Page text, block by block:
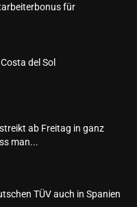
für
del Sol
ab Freitag in ganz
man...
TÜV auch in Spanien